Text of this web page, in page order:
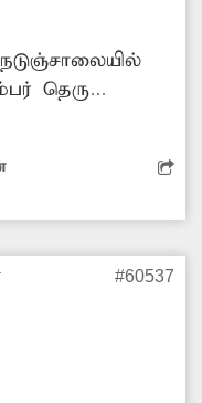
தெரு
கழிவுநீர்
தேங்கி
உயிரிழப்பு
மிகவும்
சம்பந்தப்பட்ட
சீரமைக்க
#60537